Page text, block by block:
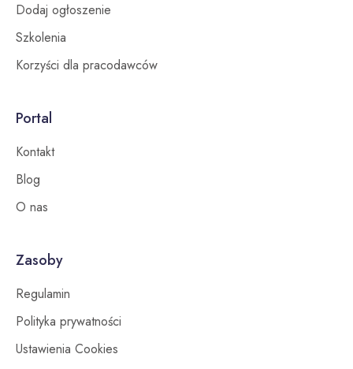
Dodaj ogłoszenie
Szkolenia
Korzyści dla pracodawców
Portal
Kontakt
Blog
O nas
Zasoby
Regulamin
Polityka prywatności
Ustawienia Cookies